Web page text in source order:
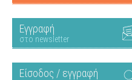
Εγγραφή
στο newsletter
Είσοδος / εγγραφή